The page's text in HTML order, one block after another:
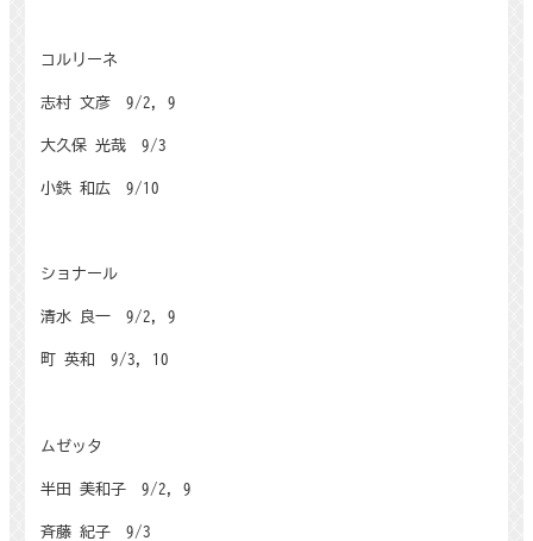
コルリーネ
志村 文彦9/2, 9
大久保 光哉9/3
小鉄 和広9/10
ショナール
清水 良一9/2, 9
町 英和9/3, 10
ムゼッタ
半田 美和子9/2, 9
斉藤 紀子9/3